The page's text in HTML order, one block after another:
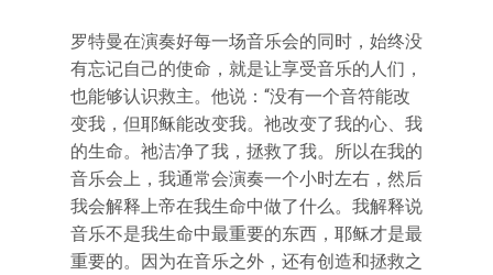
罗特曼在演奏好每一场音乐会的同时，始终没
有忘记自己的使命，就是让享受音乐的人们，
也能够认识救主。他说：“没有一个音符能改
变我，但耶稣能改变我。祂改变了我的心、我
的生命。祂洁净了我，拯救了我。所以在我的
音乐会上，我通常会演奏一个小时左右，然后
我会解释上帝在我生命中做了什么。我解释说
音乐不是我生命中最重要的东西，耶稣才是最
重要的。因为在音乐之外，还有创造和拯救之